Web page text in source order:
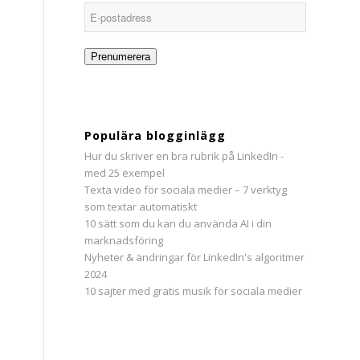
postadress
Prenumerera
Populära blogginlägg
Hur du skriver en bra rubrik på LinkedIn -
med 25 exempel
Texta video för sociala medier – 7 verktyg
som textar automatiskt
10 sätt som du kan du använda AI i din
marknadsföring
Nyheter & ändringar för LinkedIn's algoritmer
2024
10 sajter med gratis musik för sociala medier